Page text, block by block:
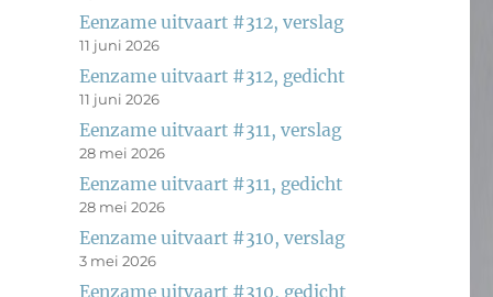
Eenzame uitvaart #312, verslag
11 juni 2026
Eenzame uitvaart #312, gedicht
11 juni 2026
Eenzame uitvaart #311, verslag
28 mei 2026
Eenzame uitvaart #311, gedicht
28 mei 2026
Eenzame uitvaart #310, verslag
3 mei 2026
Eenzame uitvaart #310, gedicht